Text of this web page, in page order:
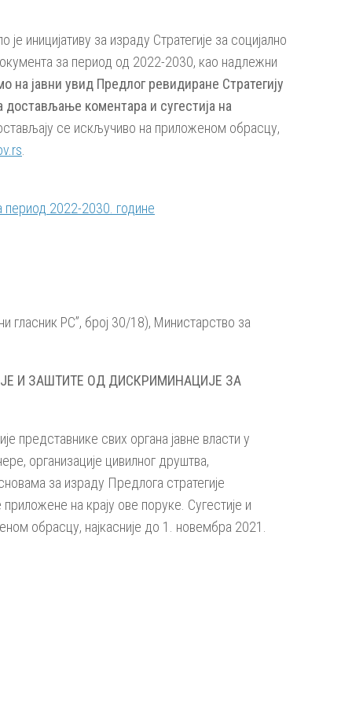
иницијативу за израду Стратегије за социјално
за период од 2022-2030, као надлежни
на јавни увид Предлог ревидиране Стратегију
достављање коментара и сугестија на
се искључиво на приложеном обрасцу,
период 2022-2030. године
гласник РС”, број 30/18), Министарство за
И ЗАШТИТЕ ОД ДИСКРИМИНАЦИЈЕ ЗА
представнике свих органа јавне власти у
организације цивилног друштва,
за израду Предлога стратегије
на крају ове поруке. Сугестије и
обрасцу, најкасније до 1. новембра 2021.